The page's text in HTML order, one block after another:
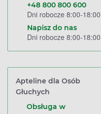
+48 800 800 600
Dni robocze 8:00-18:00
Napisz do nas
Dni robocze 8:00-18:00
Apteline dla Osób
Głuchych
Obsługa w